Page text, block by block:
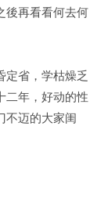
後再看看何去何
定省，学枯燥乏
二年，好动的性
不迈的大家闺